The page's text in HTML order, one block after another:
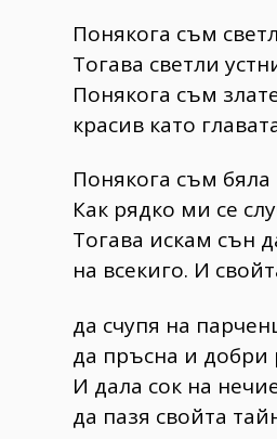
Понякога съм
Тогава светли
Понякога съм
красив като
Понякога съм бяла
Как рядко ми се
Тогава искам сън
на всекиго. И
да счупя на
да пръсна и добри
И дала сок на
да пазя свойта